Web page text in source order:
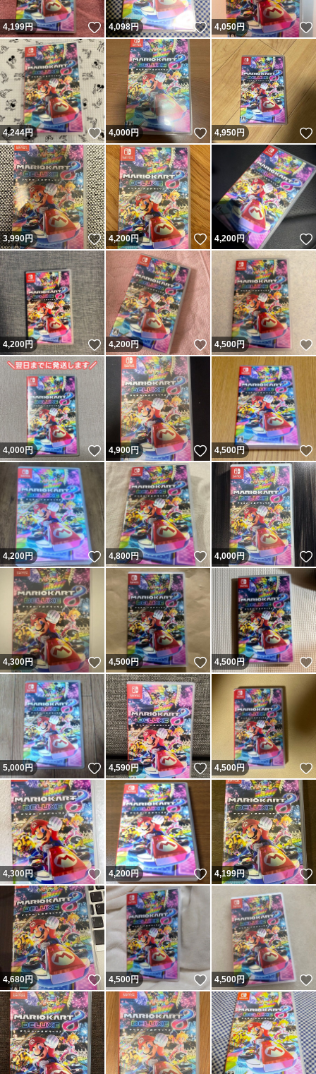
4,199円 いいね！
4,098円 いいね！
4,050円
4,244円 いいね！
4,000円 いいね！
4,950円
3,990円 いいね！
4,200円 いいね！
4,200円
4,200円 いいね！
4,200円 いいね！
4,500円
4,000円 いいね！
4,900円 いいね！
4,500円
4,200円 いいね！
4,800円 いいね！
4,000円
4,300円 いいね！
4,500円 いいね！
4,500円
5,000円 いいね！
4,590円 いいね！
4,500円
4,300円 いいね！
4,200円 いいね！
4,199円
4,680円 いいね！
4,500円 いいね！
4,500円